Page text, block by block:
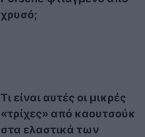
χρυσό;
Τι είναι αυτές οι μικρές
«τρίχες» από καουτσούκ
στα ελαστικά των